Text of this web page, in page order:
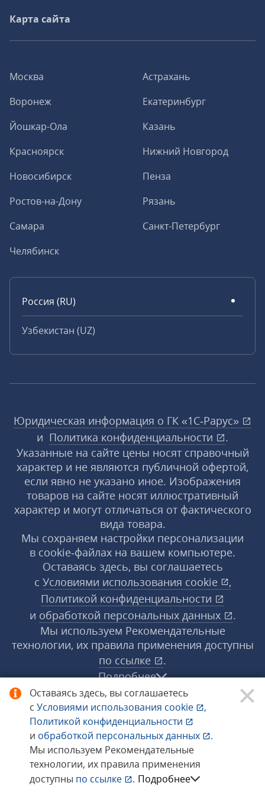
Оставаясь здесь, вы соглашаетесь
с Условиями использования cookie
,
Политикой конфиденциальности
и обработкой персональных данных
.
Мы используем Рекомендательные
технологии, их правила применения
доступны по ссылке . Подробнее
Москва
Астрахань
Воронеж
Екатеринбург
Йошкар-Ола
Казань
Красноярск
Нижний Новгород
Новосибирск
Пенза
Ростов-на-Дону
Рязань
Самара
Санкт-Петербург
Челябинск
Россия (RU)
Узбекистан (UZ)
Карта сайта
Юридическая информация о ГК «1С‑Рарус»
и Политика конфиденциальности
.
Указанные на сайте цены носят справочный
характер и не являются публичной офертой,
если явно не указано иное. Изображения
товаров на сайте носят иллюстративный
характер и могут отличаться от фактического
вида товара.
Мы сохраняем настройки персонализации
в cookie‑файлах на вашем компьютере.
Оставаясь здесь, вы соглашаетесь
с Условиями использования cookie
,
Политикой конфиденциальности
и обработкой персональных данных
.
Мы используем Рекомендательные
технологии, их правила применения доступны
по ссылке
.
Подробнее
© 1998−2026 «1С‑Рарус» ®. Все права
защищены.
Сообщить об ошибке